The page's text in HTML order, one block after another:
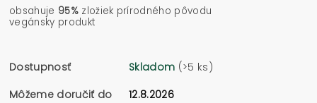
obsahuje 95%zložiek prírodného pôvodu
vegánsky produkt
Dostupnosť Skladom (>5 ks)
Môžeme doručiť do
12.8.2026